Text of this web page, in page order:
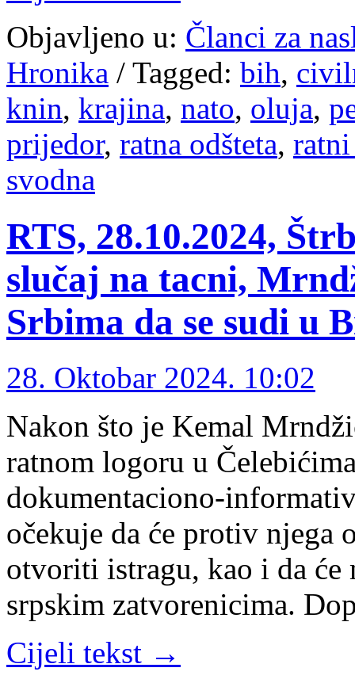
Objavljeno u: Članci za
Hronika / Tagged: bih,
knin, krajina, nato, oluja,
prijedor, ratna odšteta,
svodna
RTS, 28.10.2024,
slučaj na tacni,
Srbima da se sudi u
28. Oktobar 2024. 10:02
Nakon što je Kemal
ratnom logoru u
dokumentaciono-
očekuje da će protiv njega
otvoriti istragu, kao i da će
srpskim zatvorenicima.
Cijeli tekst →